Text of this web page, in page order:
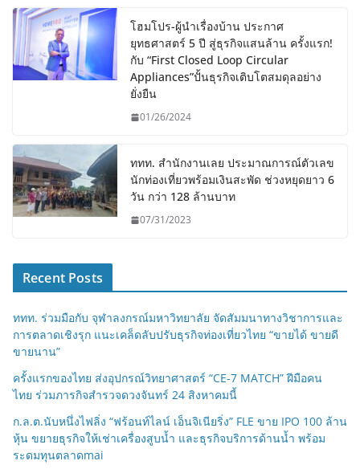
โฮมโปร-ผู้นำเรื่องบ้าน ประกาศ
ยุทธศาสตร์ 5 ปี สู่ธุรกิจแสนล้าน ครั้งแรก!
กับ “First Closed Loop Circular
Appliances”ปั้นธุรกิจเติบโตสมดุลอย่าง
ยั่งยืน
01/26/2024
ททท. สำนักงานเลย ประมาณการณ์ตัวเลข
นักท่องเที่ยวพร้อมเงินสะพัด ช่วงหยุดยาว 6
วัน กว่า 128 ล้านบาท
07/31/2023
Recent Posts
ททท. ร่วมมือกับ จุฬาลงกรณ์มหาวิทยาลัย จัดสัมมนาทางวิชาการและ
การตลาดเชิงรุก แนะเคล็ดลับปรับธุรกิจท่องเที่ยวไทย “ขายได้ ขายดี
ขายนาน”
ครั้งแรกของไทย ส่งอุปกรณ์วิทยาศาสตร์ “CE-7 MATCH” ฝีมือคน
ไทย ร่วมภารกิจสำรวจดวงจันทร์ 24 สิงหาคมนี้
ก.ล.ต.นับหนึ่งไฟลิ่ง “ฟร้อนท์ไลน์ เอ็นจิเนียริ่ง” FLE ขาย IPO 100 ล้าน
หุ้น ขยายธุรกิจให้เช่าเครื่องสูบน้ำ และธุรกิจบริการด้านน้ำ พร้อม
ระดมทุนตลาดmai